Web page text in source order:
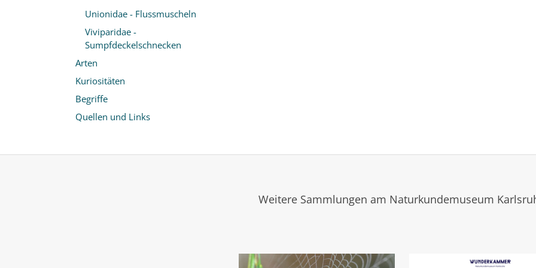
Unionidae - Flussmuscheln
Viviparidae -
Sumpfdeckelschnecken
Arten
Kuriositäten
Begriffe
Quellen und Links
Weitere Sammlungen am Naturkundemuseum